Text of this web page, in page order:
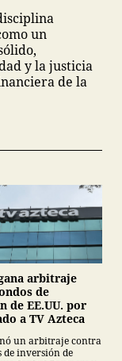
un
y la justicia
de la
arbitraje
de
de EE.UU. por
a TV Azteca
un arbitraje contra
de inversión de